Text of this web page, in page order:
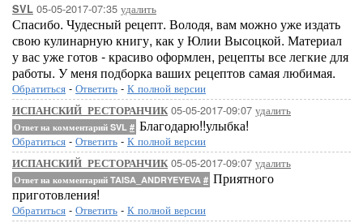
SVL 05-05-2017-07:35 удалить
Спасибо. Чудесный рецепт. Володя, вам можно уже издать
свою кулинарную книгу, как у Юлии Высоцкой. Материал
у вас уже готов - красиво оформлен, рецепты все легкие для
работы. У меня подборка ваших рецептов самая любимая.
Обратиться - Ответить - К полной версии
ИСПАНСКИЙ_РЕСТОРАНЧИК05-05-2017-09:07 удалить
Ответ на комментарий SVL # Благодарю!!улыбка!
Обратиться - Ответить - К полной версии
ИСПАНСКИЙ_РЕСТОРАНЧИК05-05-2017-09:07 удалить
Ответ на комментарий TAISA_ANDRYEYEVA # Приятного
приготовления!
Обратиться - Ответить - К полной версии